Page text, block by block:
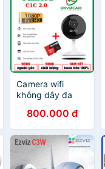
Camera wifi
không dây đa
/2MP 1080p -
Hàng chính
hãng/ thẻ nhớ
ONVIZ PRO
32/64GB
800.000 đ